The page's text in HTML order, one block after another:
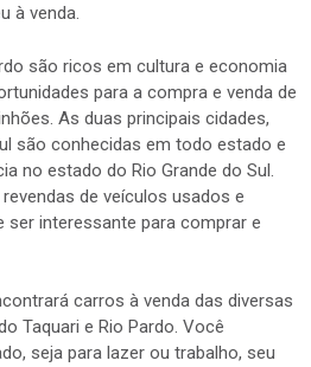
à venda.
são ricos em cultura e economia
para a compra e venda de
As duas principais cidades,
são conhecidas em todo estado e
no estado do Rio Grande do Sul.
de veículos usados e
ser interessante para comprar e
carros à venda das diversas
Taquari e Rio Pardo. Você
seja para lazer ou trabalho, seu